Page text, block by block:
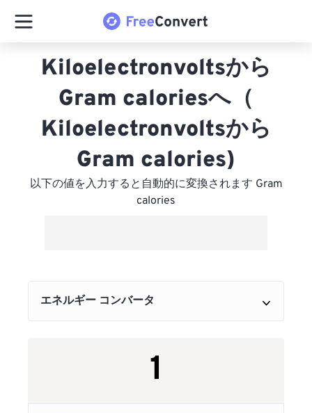
Kiloelectronvoltsから
Gram caloriesへ（
Kiloelectronvoltsから
Gram calories)
以下の値を入力すると自動的に変換されます Gram
calories